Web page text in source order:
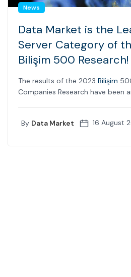
News
Data Market is the
Server Category of
Bilişim 500 Research!
The results of the 2023 Bilişim
Companies Research have been
By Data Market 16 August